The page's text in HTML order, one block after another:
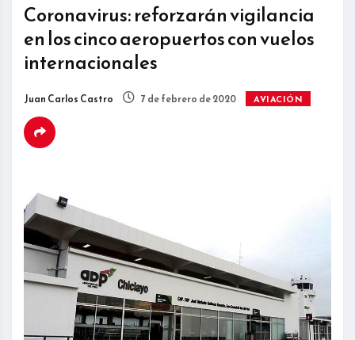
Coronavirus: reforzarán vigilancia
en los cinco aeropuertos con vuelos
internacionales
Juan Carlos Castro 7 de febrero de 2020 AVIACIÓN